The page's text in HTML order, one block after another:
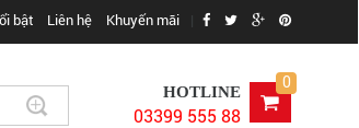
bật Liên hệ Khuyến mãi |
HOTLINE
03399 555 88
0